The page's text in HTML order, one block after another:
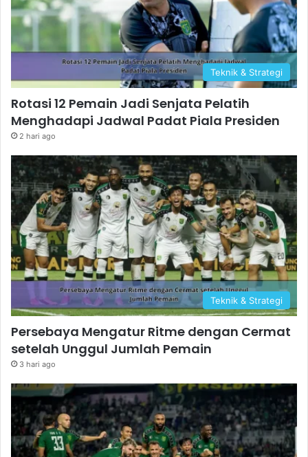
Teknik & Strategi
Rotasi 12 Pemain Jadi Senjata Pelatih
Menghadapi Jadwal Padat Piala Presiden
2 hari ago
Teknik & Strategi
Persebaya Mengatur Ritme dengan Cermat
setelah Unggul Jumlah Pemain
3 hari ago